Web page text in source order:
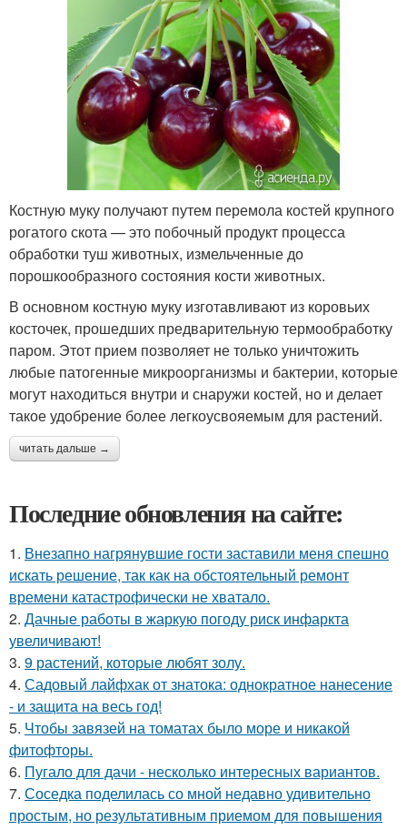
Костную муку получают путем перемола костей крупного
рогатого скота — это побочный продукт процесса
обработки туш животных, измельченные до
порошкообразного состояния кости животных.
В основном костную муку изготавливают из коровьих
косточек, прошедших предварительную термообработку
паром. Этот прием позволяет не только уничтожить
любые патогенные микроорганизмы и бактерии, которые
могут находиться внутри и снаружи костей, но и делает
такое удобрение более легкоусвояемым для растений.
читать дальше →
Последние обновления на сайте:
1. Внезапно нагрянувшие гости заставили меня спешно
искать решение, так как на обстоятельный ремонт
времени катастрофически не хватало.
2. Дачные работы в жаркую погоду риск инфаркта
увеличивают!
3. 9 растений, которые любят золу.
4. Садовый лайфхак от знатока: однократное нанесение
- и защита на весь год!
5. Чтобы завязей на томатах было море и никакой
фитофторы.
6. Пугало для дачи - несколько интересных вариантов.
7. Соседка поделилась со мной недавно удивительно
простым, но результативным приемом для повышения